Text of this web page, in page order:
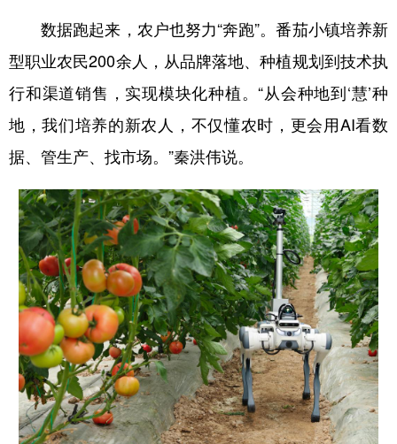
数据跑起来，农户也努力“奔跑”。番茄小镇培养新
型职业农民200余人，从品牌落地、种植规划到技术执
行和渠道销售，实现模块化种植。“从会种地到‘慧’种
地，我们培养的新农人，不仅懂农时，更会用AI看数
据、管生产、找市场。”秦洪伟说。